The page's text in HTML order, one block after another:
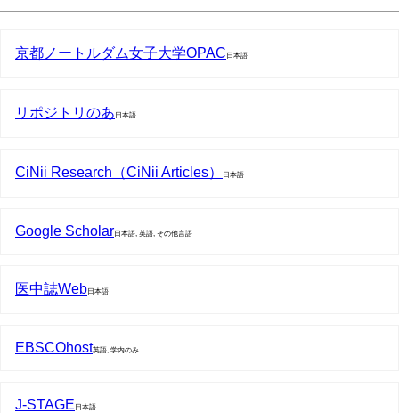
京都ノートルダム女子大学OPAC 日本語
リポジトリのあ 日本語
CiNii Research（CiNii Articles） 日本語
Google Scholar 日本語, 英語, その他言語
医中誌Web 日本語
EBSCOhost英語, 学内のみ
J-STAGE 日本語